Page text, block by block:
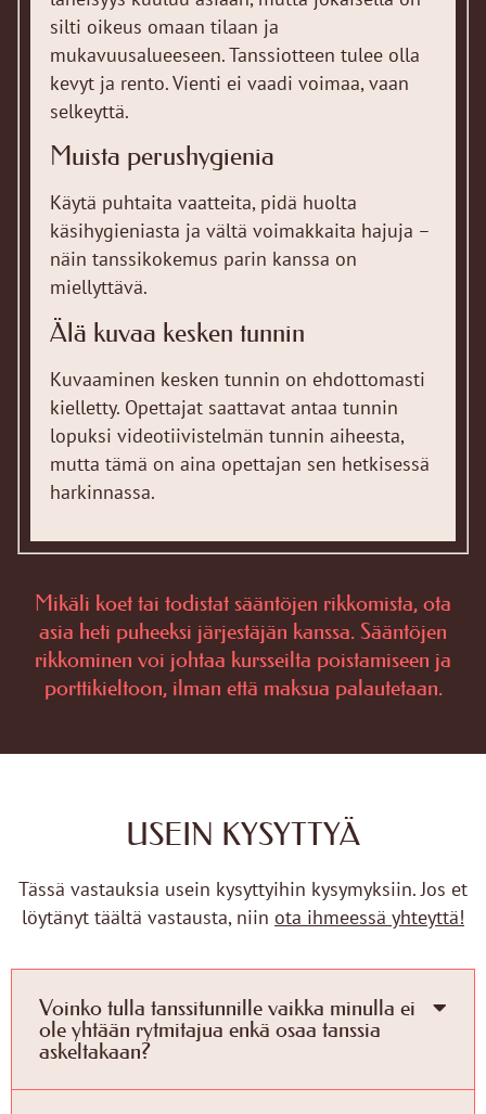
silti oikeus omaan tilaan ja
mukavuusalueeseen. Tanssiotteen tulee olla
kevyt ja rento. Vienti ei vaadi voimaa, vaan
selkeyttä.
Muista perushygienia
Käytä puhtaita vaatteita, pidä huolta
käsihygieniasta ja vältä voimakkaita hajuja –
näin tanssikokemus parin kanssa on
miellyttävä.
Älä kuvaa kesken tunnin
Kuvaaminen kesken tunnin on ehdottomasti
kielletty. Opettajat saattavat antaa tunnin
lopuksi videotiivistelmän tunnin aiheesta,
mutta tämä on aina opettajan sen hetkisessä
harkinnassa.
Mikäli koet tai todistat sääntöjen rikkomista, ota
asia heti puheeksi järjestäjän kanssa. Sääntöjen
rikkominen voi johtaa kursseilta poistamiseen ja
porttikieltoon, ilman että maksua palautetaan.
USEIN KYSYTTYÄ
Tässä vastauksia usein kysyttyihin kysymyksiin. Jos et
löytänyt täältä vastausta, niin ota ihmeessä yhteyttä!
Voinko tulla tanssitunnille vaikka minulla ei
ole yhtään rytmitajua enkä osaa tanssia
askeltakaan?